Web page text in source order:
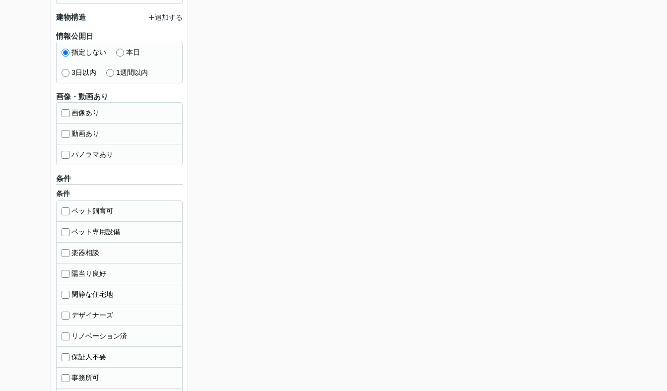
建物構造 追加する
情報公開日
指定しない 本日
3日以内 1週間以内
画像・動画あり
画像あり
動画あり
パノラマあり
条件
条件
ペット飼育可
ペット専用設備
楽器相談
陽当り良好
閑静な住宅地
デザイナーズ
リノベーション済
保証人不要
事務所可